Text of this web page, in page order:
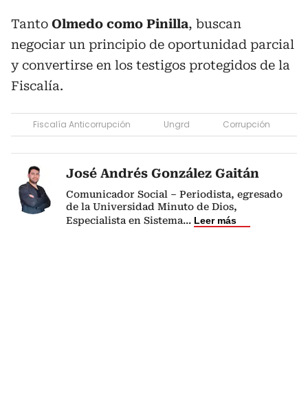
Tanto Olmedo como Pinilla, buscan
negociar un principio de oportunidad parcial
y convertirse en los testigos protegidos de la
Fiscalía.
Fiscalía Anticorrupción Ungrd Corrupción
José Andrés González Gaitán
Comunicador Social – Periodista, egresado
de la Universidad Minuto de Dios,
Especialista en Sistema... Leer más